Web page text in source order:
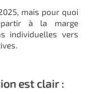
mais pour quoi
à la marge
individuelles vers
est clair :